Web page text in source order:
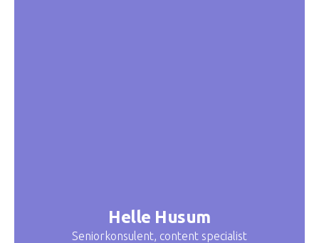
Helle Husum
Seniorkonsulent, content specialist